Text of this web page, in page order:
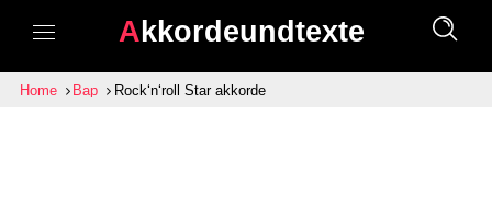
Akkordeundtexte
Home Bap Rock‘n‘roll Star akkorde